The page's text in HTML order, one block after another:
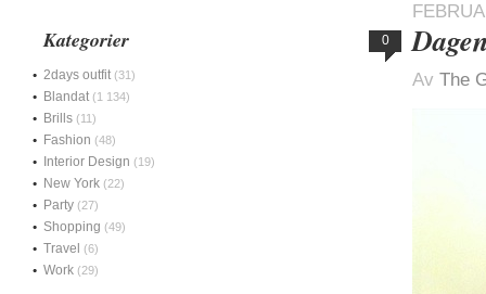
0
Av The
Kategorier
2days outfit (31)
Blandat (1 134)
Brills (11)
Fashion (48)
Interior Design (19)
New York (22)
Party (27)
Shopping (49)
Travel (6)
Work (29)